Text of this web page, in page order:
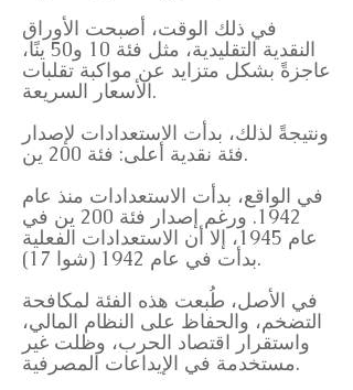
في ذلك الوقت، أصبحت الأوراق
النقدية التقليدية، مثل فئة 10 و50 ينًا،
عاجزةً بشكل متزايد عن مواكبة تقلبات
الأسعار السريعة.
ونتيجةً لذلك، بدأت الاستعدادات لإصدار
فئة نقدية أعلى: فئة 200 ين.
في الواقع، بدأت الاستعدادات منذ عام
1942. ورغم إصدار فئة 200 ين في
عام 1945، إلا أن الاستعدادات الفعلية
بدأت في عام 1942 (شوا 17).
في الأصل، طُبعت هذه الفئة لمكافحة
التضخم، والحفاظ على النظام المالي،
واستقرار اقتصاد الحرب، وظلت غير
مستخدمة في الإيداعات المصرفية.